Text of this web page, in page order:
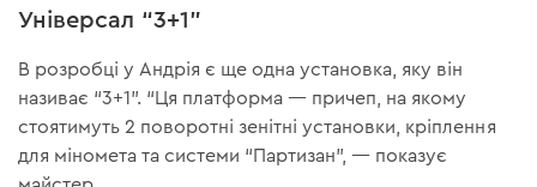
Універсал “3+1”
В розробці у Андрія є ще одна установка, яку він
називає “3+1”. “Ця платформа — причеп, на якому
стоятимуть 2 поворотні зенітні установки, кріплення
для міномета та системи “Партизан”, — показує